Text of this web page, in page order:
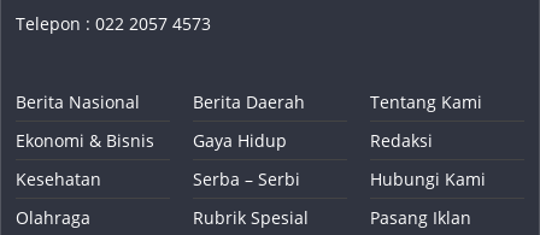
Telepon : 022 2057 4573
Berita Nasional
Ekonomi & Bisnis
Kesehatan
Olahraga
Berita Daerah
Gaya Hidup
Serba – Serbi
Rubrik Spesial
Tentang Kami
Redaksi
Hubungi Kami
Pasang Iklan